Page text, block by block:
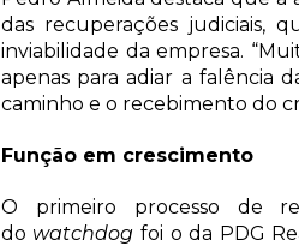
das recuperações judiciais,
inviabilidade da empresa.
apenas para adiar a falência
caminho e o recebimento do
Função em crescimento
O primeiro processo de
do watchdog foi o da PDG